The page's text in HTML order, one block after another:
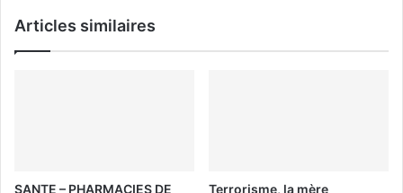
Articles similaires
SANTE – PHARMACIES DE
Terrorisme, la mère